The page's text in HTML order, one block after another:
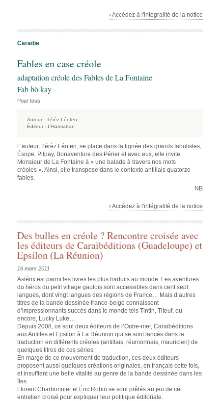
› Accédez à l'intégralité de la notice
Caraïbe
Fables en case créole
adaptation créole des Fables de La Fontaine
Fab bò kay
Pour tous
Auteur : Térèz Léoten
Éditeur : L’Harmattan
L’auteur, Térèz Léoten, se place dans la lignée des grands fabulistes,
Ésope, Pilpay, Bonaventure des Périer et avec eux, elle invite
Monsieur de La Fontaine à « une balade à travers nos mots
créoles ». Ainsi, elle transpose dans le contexte antillais quatorze
fables.
NB
› Accédez à l'intégralité de la notice
Des bulles en créole ? Rencontre croisée avec
les éditeurs de Caraïbéditions (Guadeloupe) et
Epsilon (La Réunion)
16 mars 2011
Astérix est parmi les livres les plus traduits au monde. Les aventures
du héros du petit village gaulois sont accessibles dans cent sept
langues, dont vingt langues des régions de France… Mais d’autres
titres de la bande dessinée franco-belge connaissent
d’impressionnants succès dans le monde tels Tintin Titeuf, ou
encore, Lucky Luke
Depuis 2008, ce sont deux éditeurs de l’Outre-mer, Caraïbéditions
aux Antilles et Epsilon à La Réunion qui se sont lancés dans la
traduction en différents créoles (antillais, réunionnais, mauricien) de
quelques titres de ces séries.
En marge de ce mouvement de traduction, ces deux éditeurs
proposent aussi quelques créations originales, en français cette fois,
et insufflent une belle vitalité au genre de la bande dessinée dans les
îles.
Florent Charbonnier et Éric Robin se sont prêtés au jeu de cet
entretien croisé pour expliquer leur politique éditoriale.